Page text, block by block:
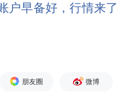
户早备好，行情来了
朋友圈 微博